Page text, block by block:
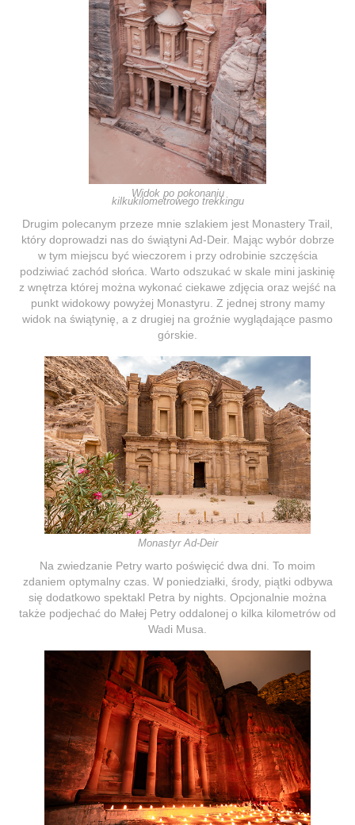
Widok po pokonaniu
kilkukilometrowego trekkingu
Drugim polecanym przeze mnie szlakiem jest Monastery Trail,
który doprowadzi nas do świątyni Ad-Deir. Mając wybór dobrze
w tym miejscu być wieczorem i przy odrobinie szczęścia
podziwiać zachód słońca. Warto odszukać w skale mini jaskinię
z wnętrza której można wykonać ciekawe zdjęcia oraz wejść na
punkt widokowy powyżej Monastyru. Z jednej strony mamy
widok na świątynię, a z drugiej na groźnie wyglądające pasmo
górskie.
Monastyr Ad-Deir
Na zwiedzanie Petry warto poświęcić dwa dni. To moim
zdaniem optymalny czas. W poniedziałki, środy, piątki odbywa
się dodatkowo spektakl Petra by nights. Opcjonalnie można
także podjechać do Małej Petry oddalonej o kilka kilometrów od
Wadi Musa.